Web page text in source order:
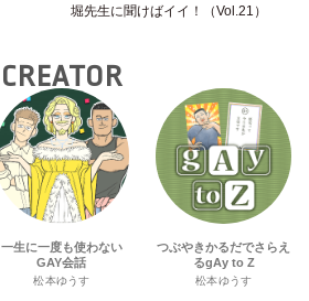
堀先生に聞けばイイ！（Vol.21）
CREATOR
一生に一度も使わない
GAY会話
松本ゆうす
つぶやきかるだでさらえ
るgAy to Z
松本ゆうす